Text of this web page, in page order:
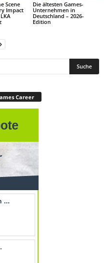
Scene
Impact
Die ältesten Games-
Unternehmen in
Deutschland – 2026-
Edition
Career